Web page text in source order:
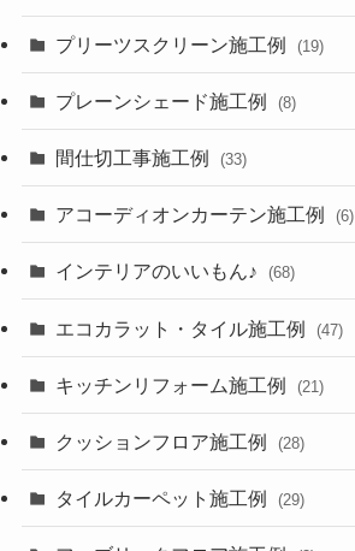
プリーツスクリーン施工例 (19)
プレーンシェード施工例 (8)
間仕切工事施工例 (33)
アコーディオンカーテン施工例 (6)
インテリアのいいもん♪ (68)
エコカラット・タイル施工例 (47)
キッチンリフォーム施工例 (21)
クッションフロア施工例 (28)
タイルカーペット施工例 (29)